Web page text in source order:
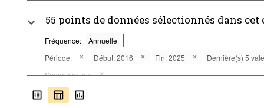
55 points de données sélectionnés dans cet
Fréquence:
Annuelle
Période:
Début: 2016 Fin: 2025
Dernière(s) 5
Supprimer tout